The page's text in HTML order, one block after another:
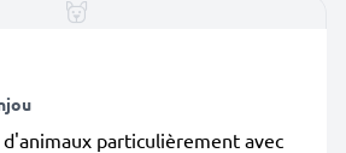
particulièrement avec